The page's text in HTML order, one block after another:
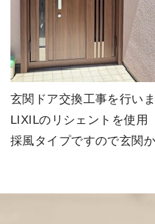
玄関ドア交換工事を行いま
LIXILのリシェントを使用
採風タイプですので玄関